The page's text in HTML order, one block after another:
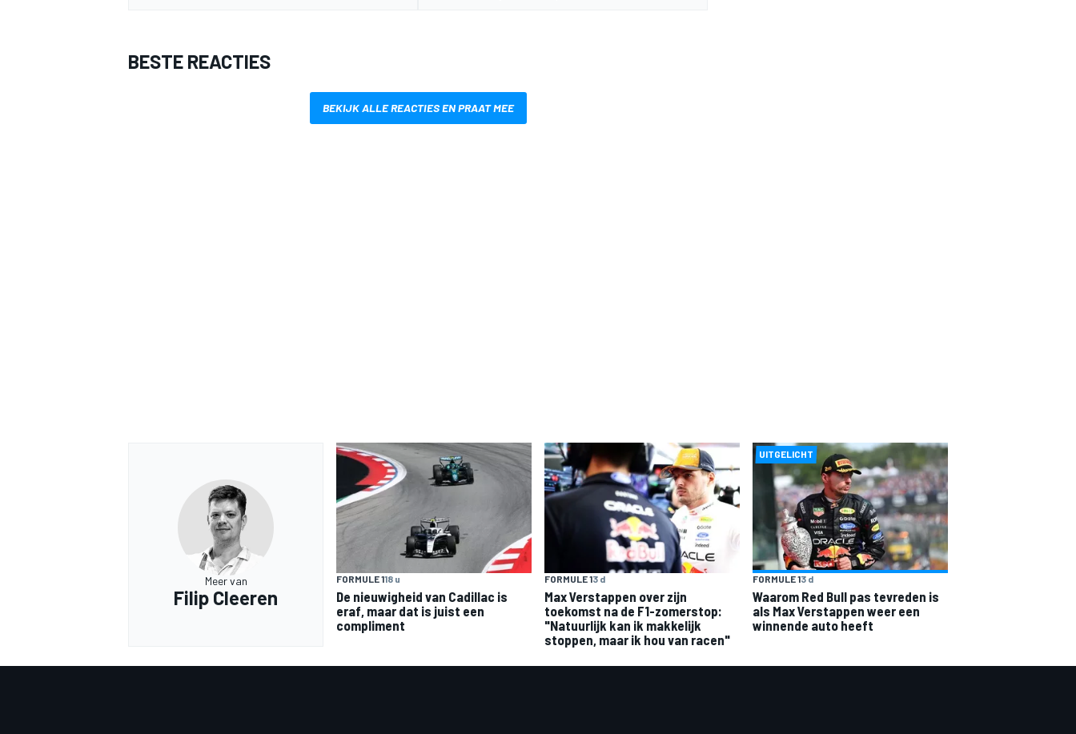
BESTE REACTIES
BEKIJK ALLE REACTIES EN PRAAT MEE
Meer van
Filip Cleeren
FORMULE 118 u
De nieuwigheid van Cadillac is
eraf, maar dat is juist een
compliment
FORMULE 13 d
Max Verstappen over zijn
toekomst na de F1-zomerstop:
"Natuurlijk kan ik makkelijk
stoppen, maar ik hou van racen"
UITGELICHT
FORMULE 13 d
Waarom Red Bull pas tevreden is
als Max Verstappen weer een
winnende auto heeft